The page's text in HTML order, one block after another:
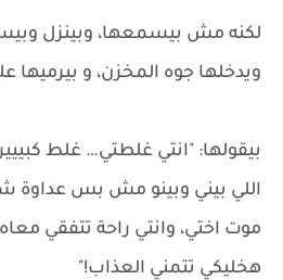
لكنه مش بيسمعها، وبينزل
ويدخلها جوه المخزن، و بيرميها
بيقولها: "انتي غلطتي… غلط
اللي بيني وبينو مش بس
موت اختي، وانتي راحة تتفقي
هخليكي تتمني العذاب!"